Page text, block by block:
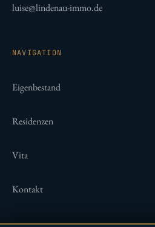
luise@lindenau-immo.de
NAVIGATION
Eigenbestand
Residenzen
Vita
Kontakt